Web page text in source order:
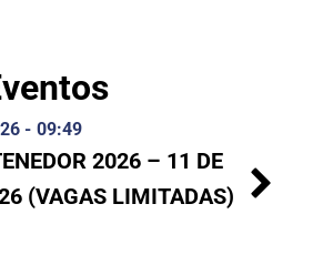
- 09:49
2026 – 11 DE
(VAGAS LIMITADAS)